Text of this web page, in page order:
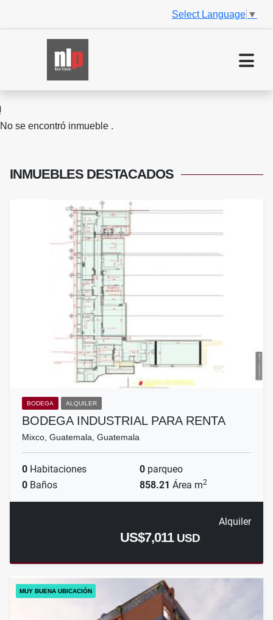
Select Language ▼
No se encontró inmueble .
INMUEBLES DESTACADOS
BODEGA ALQUILER
BODEGA INDUSTRIAL PARA RENTA
Mixco, Guatemala, Guatemala
0 Habitaciones 0 parqueo
0 Baños 858.21 Área m2
Alquiler
US$7,011 USD
MUY BUENA UBICACIÓN